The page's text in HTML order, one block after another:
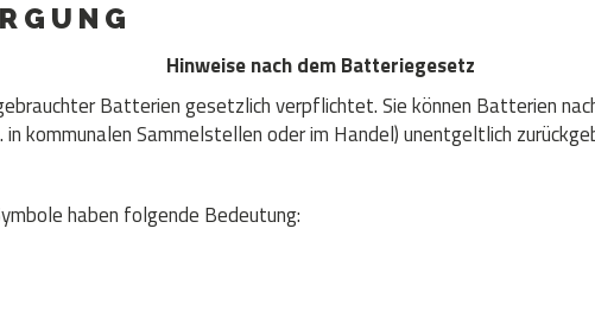
Hinweise nach dem Batteriegesetz
Batterien gesetzlich verpflichtet. Sie können Batterien
kommunalen Sammelstellen oder im Handel) unentgeltlich
haben folgende Bedeutung: